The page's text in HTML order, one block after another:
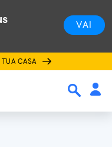
VAI
TUA CASA